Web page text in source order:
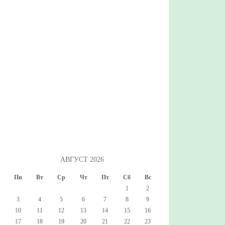
АВГУСТ 2026
Пн Вт Ср Чт Пт Сб
Вс
1
2
3
4 5 6 7 8
9
10
11 12 13 14 15
16
17
18 19 20 21 22 23